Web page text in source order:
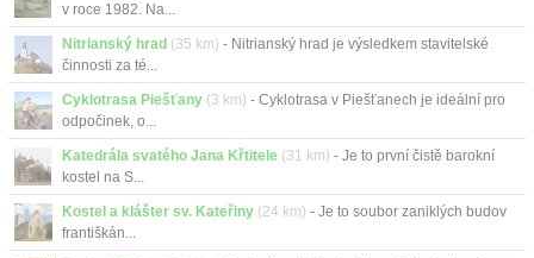
v roce 1982. Na...
Nitrianský hrad (35 km) - Nitrianský hrad je výsledkem stavitelské
činnosti za té...
Cyklotrasa Piešťany (3 km) - Cyklotrasa v Piešťanech je ideální pro
odpočinek, o...
Katedrála svatého Jana Křtitele (31 km) - Je to první čistě barokní
kostel na S...
Kostel a klášter sv. Kateřiny (24 km) - Je to soubor zaniklých budov
františkán...